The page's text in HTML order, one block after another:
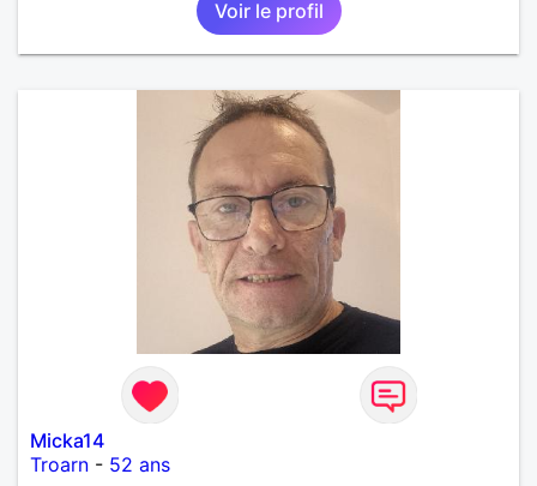
randonnée pour se défouler, se relaxer, se détendre
et finalement prendre du bon temps. C'est difficile
de tout dire en quelques lignes. En revanche, vous
d'informations. A bientôt
Voir le profil
Micka14
Troarn - 52 ans